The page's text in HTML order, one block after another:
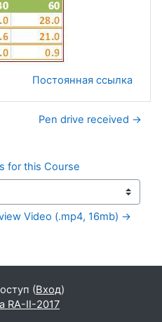
Постоянная ссылка
Pen drive received →
for this Course
Video (.mp4, 16mb) →
(Вход)
RA-II-2017